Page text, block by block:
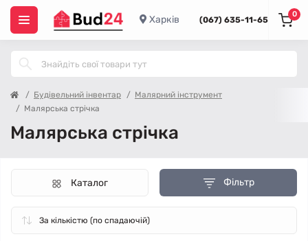
Харків (067) 635-11-65
0
Будівельний інвентар
Малярний інструмент
Малярська стрічка
Малярська стрічка
Фільтр
Каталог